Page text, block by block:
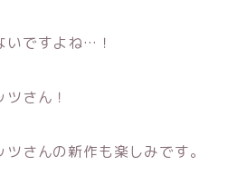
いですよね…！
さん！
さんの新作も楽しみです。